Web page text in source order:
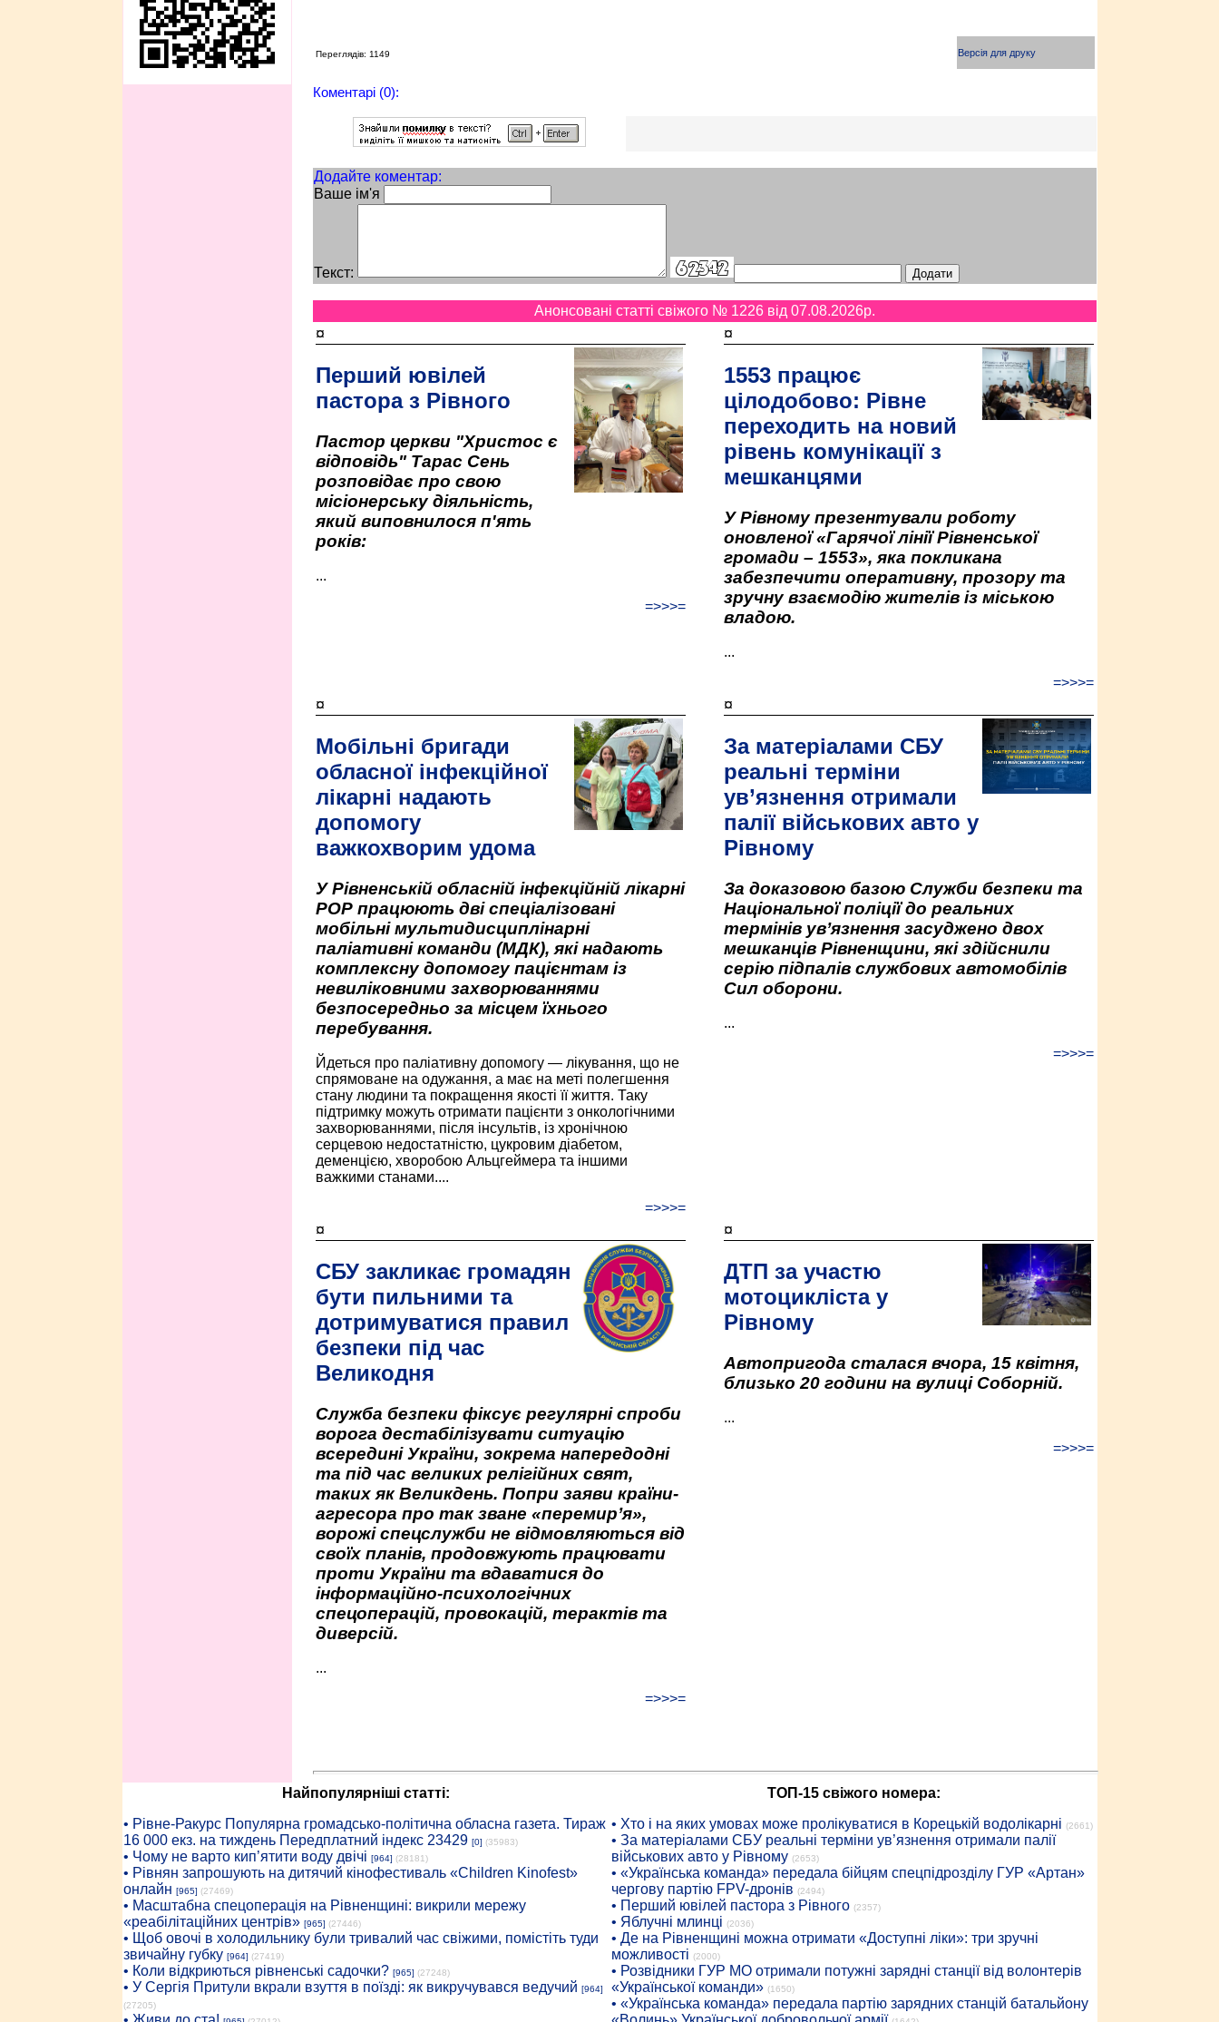
Переглядів: 1149 Версія для друку
Коментарі (0):
Додайте коментар:
Ваше ім'я
Текст:
Анонсовані статті свіжого № 1226 від 07.08.2026p.
¤
Перший ювілей
пастора з Рівного
Пастор церкви "Христос є
відповідь" Тарас Сень
розповідає про свою
місіонерську діяльність,
який виповнилося п'ять
років:
...
=>>>=
¤
1553 працює
цілодобово: Рівне
переходить на новий
рівень комунікації з
мешканцями
У Рівному презентували роботу
оновленої «Гарячої лінії Рівненської
громади – 1553», яка покликана
забезпечити оперативну, прозору та
зручну взаємодію жителів із міською
владою.
...
=>>>=
¤
Мобільні бригади
обласної інфекційної
лікарні надають
допомогу
важкохворим удома
У Рівненській обласній інфекційній лікарні
РОР працюють дві спеціалізовані
мобільні мультидисциплінарні
паліативні команди (МДК), які надають
комплексну допомогу пацієнтам із
невиліковними захворюваннями
безпосередньо за місцем їхнього
перебування.
Йдеться про паліативну допомогу — лікування, що не
спрямоване на одужання, а має на меті полегшення
стану людини та покращення якості її життя. Таку
підтримку можуть отримати пацієнти з онкологічними
захворюваннями, після інсультів, із хронічною
серцевою недостатністю, цукровим діабетом,
деменцією, хворобою Альцгеймера та іншими
важкими станами....
=>>>=
¤
За матеріалами СБУ
реальні терміни
ув’язнення отримали
палії військових авто у
Рівному
За доказовою базою Служби безпеки та
Національної поліції до реальних
термінів ув’язнення засуджено двох
мешканців Рівненщини, які здійснили
серію підпалів службових автомобілів
Сил оборони.
...
=>>>=
¤
СБУ закликає громадян
бути пильними та
дотримуватися правил
безпеки під час
Великодня
Служба безпеки фіксує регулярні спроби
ворога дестабілізувати ситуацію
всередині України, зокрема напередодні
та під час великих релігійних свят,
таких як Великдень. Попри заяви країни-
агресора про так зване «перемир’я»,
ворожі спецслужби не відмовляються від
своїх планів, продовжують працювати
проти України та вдаватися до
інформаційно-психологічних
спецоперацій, провокацій, терактів та
диверсій.
...
=>>>=
¤
ДТП за участю
мотоцикліста у
Рівному
Автопригода сталася вчора, 15 квітня,
близько 20 години на вулиці Соборній.
...
=>>>=
Найпопулярніші статті:
• Рiвне-Ракурс Популярна громадсько-політична обласна газета. Тираж
16 000 екз. на тиждень Передплатний індекс 23429 [0] (35983)
• Чому не варто кип’ятити воду двічі [964] (28181)
• Рівнян запрошують на дитячий кінофестиваль «Children Kinofest»
онлайн [965] (27469)
• Масштабна спецоперація на Рівненщині: викрили мережу
«реабілітаційних центрів» [965] (27446)
• Щоб овочі в холодильнику були тривалий час свіжими, помістіть туди
звичайну губку [964] (27419)
• Коли відкриються рівненські садочки? [965] (27248)
• У Сергія Притули вкрали взуття в поїзді: як викручувався ведучий [964]
(27205)
ТОП-15 свіжого номера:
• Хто і на яких умовах може пролікуватися в Корецькій водолікарні (2661)
• За матеріалами СБУ реальні терміни ув’язнення отримали палії
військових авто у Рівному (2653)
• «Українська команда» передала бійцям спецпідрозділу ГУР «Артан»
чергову партію FPV-дронів (2494)
• Перший ювілей пастора з Рівного (2357)
• Яблучні млинці (2036)
• Де на Рівненщині можна отримати «Доступні ліки»: три зручні
можливості (2000)
• Розвідники ГУР МО отримали потужні зарядні станції від волонтерів
«Української команди» (1650)
• «Українська команда» передала партію зарядних станцій батальйону